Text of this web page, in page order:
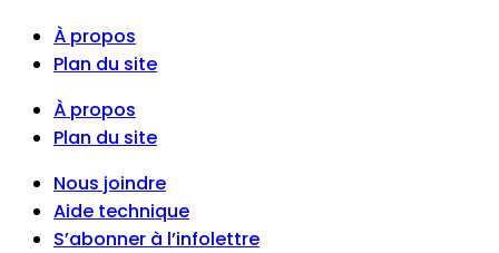
À propos
Plan du site
À propos
Plan du site
Nous joindre
Aide technique
S’abonner à l’infolettre